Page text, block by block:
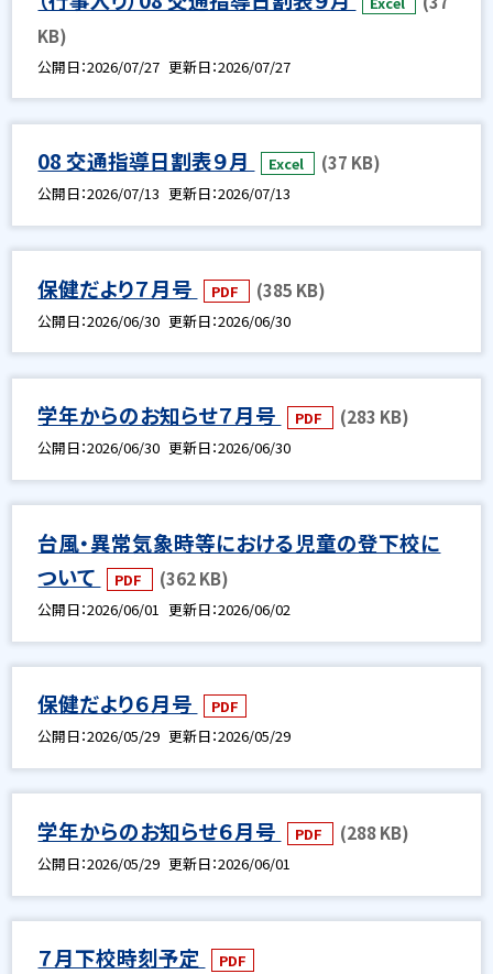
KB)
公開日 2026/07/27 更新日 2026/07/27
08 交通指導日割表９月 Excel (37 KB)
公開日 2026/07/13 更新日 2026/07/13
保健だより７月号 PDF (385 KB)
公開日 2026/06/30 更新日 2026/06/30
学年からのお知らせ７月号 PDF (283 KB)
公開日 2026/06/30 更新日 2026/06/30
台風・異常気象時等における児童の登下校に
ついて
PDF (362 KB)
公開日 2026/06/01 更新日 2026/06/02
保健だより６月号
PDF
公開日 2026/05/29 更新日 2026/05/29
学年からのお知らせ６月号 PDF (288 KB)
公開日 2026/05/29 更新日 2026/06/01
７月下校時刻予定
PDF